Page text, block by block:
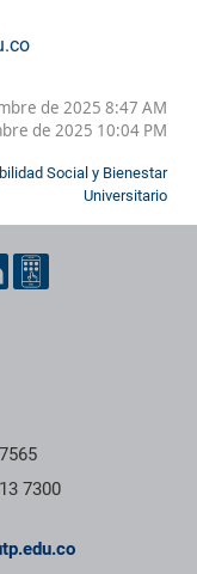
de 2025 8:47 AM
de 2025 10:04 PM
Social y Bienestar
Universitario
7300